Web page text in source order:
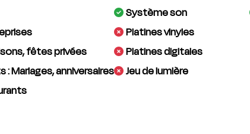
fêtes privées
Mariages, anniversaires
Système son
Platines vinyles
Platines digitales
Jeu de lumière